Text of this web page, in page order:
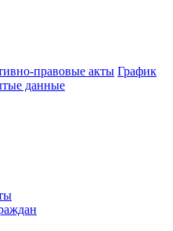
правовые акты График
данные